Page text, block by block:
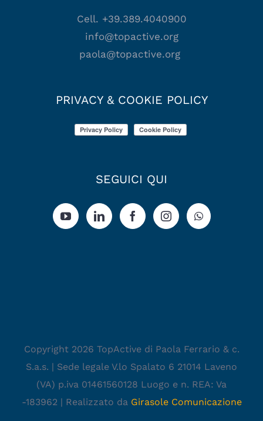
Cell. +39.389.4040900
info@topactive.org
paola@topactive.org
PRIVACY & COOKIE POLICY
SEGUICI QUI
Copyright 2026 TopActive di Paola Ferrario & c.
S.a.s. | Sede legale V.lo Spalato 6 21014 Laveno
(VA) p.iva 01461560128 Luogo e n. REA: Va
-183962 | Realizzato da Girasole Comunicazione